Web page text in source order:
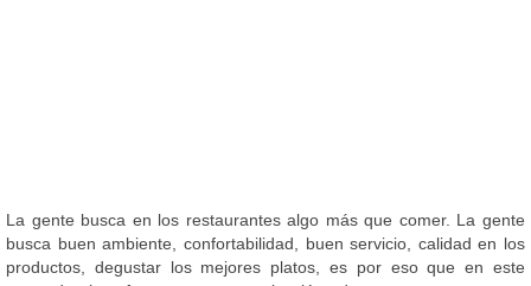
La gente busca en los restaurantes algo más que comer. La gente
busca buen ambiente, confortabilidad, buen servicio, calidad en los
productos, degustar los mejores platos, es por eso que en este